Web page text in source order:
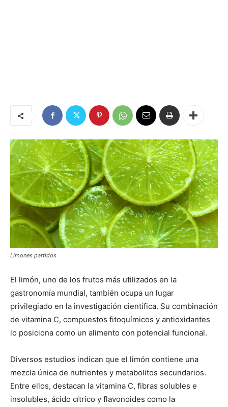
Limones partidos
El limón, uno de los frutos más utilizados en la
gastronomía mundial, también ocupa un lugar
privilegiado en la investigación científica. Su combinación
de vitamina C, compuestos fitoquímicos y antioxidantes
lo posiciona como un alimento con potencial funcional.
Diversos estudios indican que el limón contiene una
mezcla única de nutrientes y metabolitos secundarios.
Entre ellos, destacan la vitamina C, fibras solubles e
insolubles, ácido cítrico y flavonoides como la